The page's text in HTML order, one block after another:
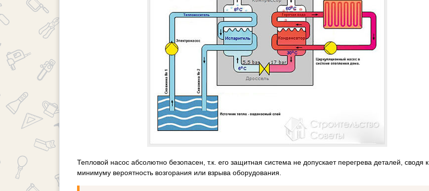
Тепловой насос абсолютно безопасен, т.к. его защитная система не допускает перегрева деталей, сводя к
минимуму вероятность возгорания или взрыва оборудования.